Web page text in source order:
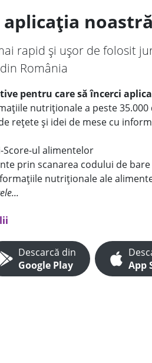
aplicația
rapid și ușor de folosit
România
pentru care să încerci
nutriționale a peste
rețete și idei de mese cu
Score-ul alimentelor
prin scanarea codului de bare
nutriționale ale
Descarcă din
Google Play
App